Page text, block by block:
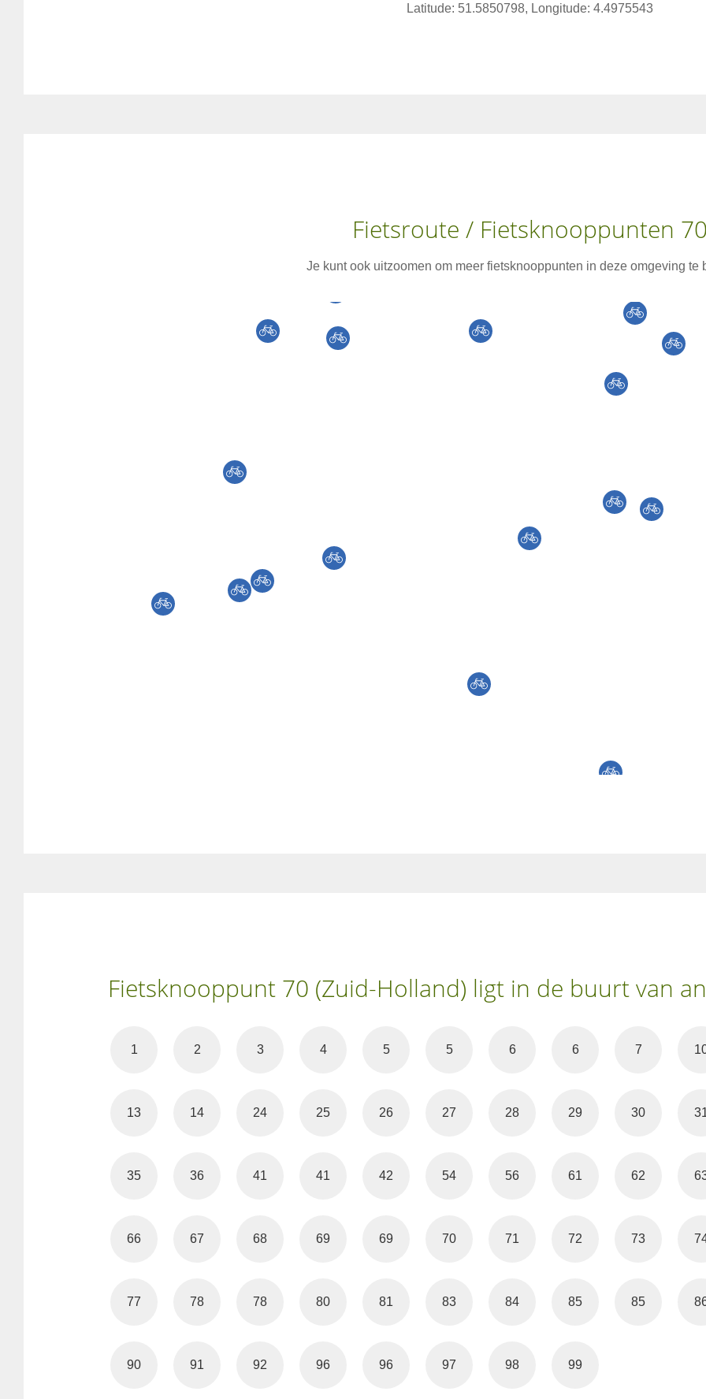
Latitude: 51.5850798, Longitude: 4.4975543
Fietsroute / Fietsknooppunten 70
Je kunt ook uitzoomen om meer fietsknooppunten in deze omgeving te
Fietsknooppunt 70 (Zuid-Holland) ligt in de buurt van
1 2 3 4 5 5 6 6 7
13 14 24 25 26 27 28 29 30
35 36 41 41 42 54 56 61 62
66 67 68 69 69 70 71 72 73
77 78 78 80 81 83 84 85 85
90 91 92 96 96 97 98 99